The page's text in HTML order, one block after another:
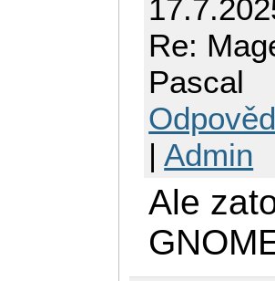
Re:
Pascal
|Admin
Ale